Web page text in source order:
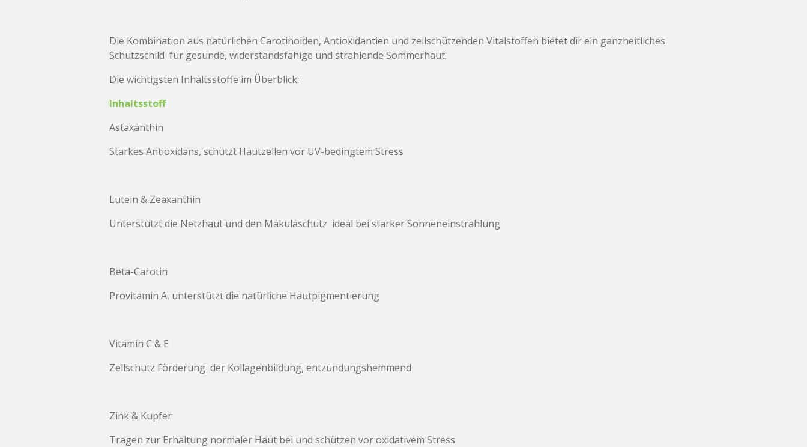
Die Kombination aus natürlichen Carotinoiden, Antioxidantien und zellschützenden Vitalstoffen bietet dir ein ganzheitliches
Schutzschild für gesunde, widerstandsfähige und strahlende Sommerhaut.
Die wichtigsten Inhaltsstoffe im Überblick:
Inhaltsstoff
Astaxanthin
Starkes Antioxidans, schützt Hautzellen vor UV-bedingtem Stress
Lutein & Zeaxanthin
Unterstützt die Netzhaut und den Makulaschutz ideal bei starker Sonneneinstrahlung
Beta-Carotin
Provitamin A, unterstützt die natürliche Hautpigmentierung
Vitamin C & E
Zellschutz Förderung der Kollagenbildung, entzündungshemmend
Zink & Kupfer
Tragen zur Erhaltung normaler Haut bei und schützen vor oxidativem Stress